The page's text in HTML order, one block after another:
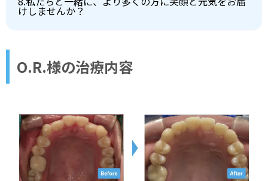
けしませんか？
O.R.様の治療内容